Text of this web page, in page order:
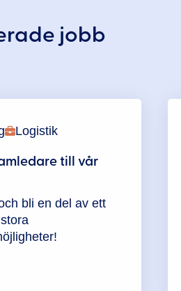
jobb
Logistik
till vår
bli en del av ett